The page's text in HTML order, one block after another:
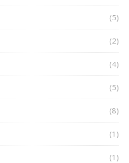
(5)
(2)
(4)
(5)
(8)
(1)
(1)